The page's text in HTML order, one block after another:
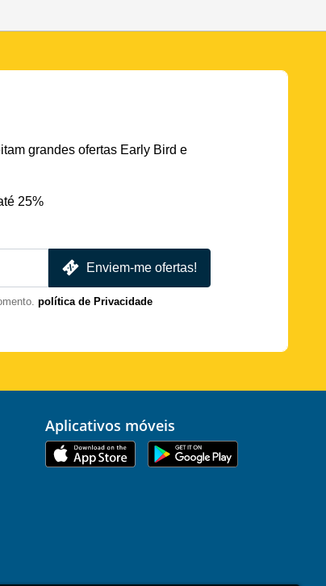
grandes ofertas Early Bird e
25%
Enviem-me ofertas!
política de Privacidade
Aplicativos móveis